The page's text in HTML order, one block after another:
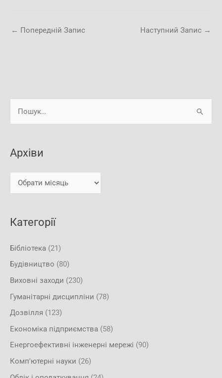
← Попередній Запис Наступний Запис →
а
т
Архіви
Категорії
Бібліотека (21)
Будівництво (80)
Виховні заходи (230)
Гуманітарні дисципліни (78)
Дозвілля (123)
Економіка підприємства (58)
Енергоефективні інженерні мережі (90)
Комп'ютерні науки (26)